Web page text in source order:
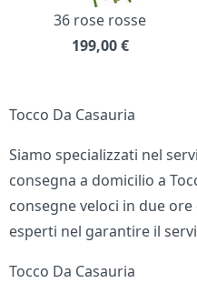
36 rose rosse
199,00 €
Tocco Da Casauria
Siamo specializzati nel
consegna a domicilio a
consegne veloci in due
esperti nel garantire il
Tocco Da Casauria